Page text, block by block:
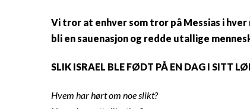
Vi tror at enhver som tror på Messias i
bli en sauenasjon og redde utallige
SLIK ISRAEL BLE FØDT PÅ EN DAG I SITT
Hvem har hørt om noe slikt?